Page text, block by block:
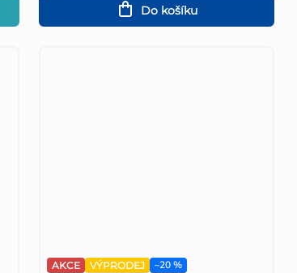
Do košíku
AKCE VÝPRODEJ –20 %